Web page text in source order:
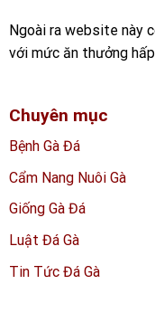
Ngoài ra website này
với mức ăn thưởng
Chuyên mục
Bệnh Gà Đá
Cẩm Nang Nuôi Gà
Giống Gà Đá
Luật Đá Gà
Tin Tức Đá Gà